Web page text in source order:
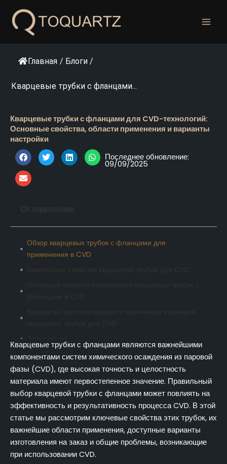
содержанию
Главная / Блоги /
Кварцевые трубки с фланцами...
Кварцевые трубки с фланцами для CVD-технологий:
Основные свойства, области применения и варианты
настройки
Последнее обновление:
09/09/2025
Обзор кварцевых трубок с фланцами для
применения в CVD
FAQ (часто задаваемые вопросы)
Кварцевые трубки с фланцами являются важнейшими
компонентами систем химического осаждения из паровой
фазы (CVD), где высокая точность и целостность
материала имеют первостепенное значение. Правильный
выбор кварцевой трубки с фланцами может повлиять на
эффективность и результативность процесса CVD. В этой
статье мы рассмотрим ключевые свойства этих трубок, их
важнейшие области применения, доступные варианты
изготовления на заказ и общие проблемы, возникающие
при использовании CVD.